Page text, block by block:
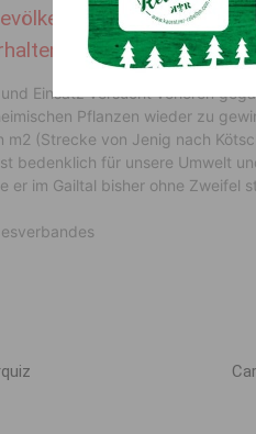
geschaffen,
Einsatz versucht verloren
Pflanzen wieder zu
m2 (Strecke von Jenig nach
bedenklich für unsere Umwelt
er im Gailtal bisher ohne Zweifel